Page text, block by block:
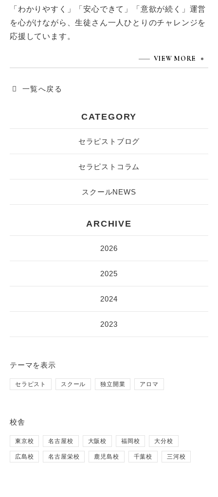
「わかりやすく」「安心できて」「意欲が続く」運営
を心がけながら、生徒さん一人ひとりのチャレンジを
応援しています。
VIEW MORE
一覧へ戻る
CATEGORY
セラピストブログ
セラピストコラム
スクールNEWS
ARCHIVE
2026
2025
2024
2023
テーマを表示
セラピスト スクール 独立開業 アロマ
校舎
東京校 名古屋校 大阪校 福岡校 大分校
広島校 名古屋栄校 鹿児島校 千葉校 三河校